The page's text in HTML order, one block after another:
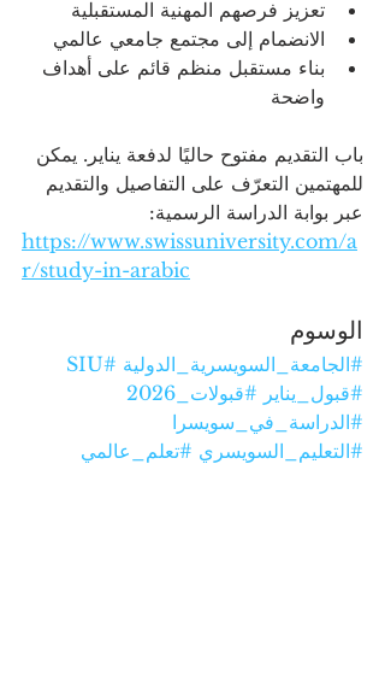
تعزيز فرصهم المهنية المستقبلية
الانضمام إلى مجتمع جامعي عالمي
بناء مستقبل منظم قائم على أهداف
واضحة
باب التقديم مفتوح حاليًا لدفعة يناير. يمكن
للمهتمين التعرّف على التفاصيل والتقديم
عبر بوابة الدراسة الرسمية:
https://www.swissuniversity.com/a
r/study-in-arabic
الوسوم
#الجامعة_السويسرية_الدولية #SIU
#قبول_يناير #قبولات_2026
#الدراسة_في_سويسرا
#التعليم_السويسري #تعلم_عالمي